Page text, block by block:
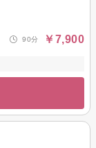
90分 ￥7,900